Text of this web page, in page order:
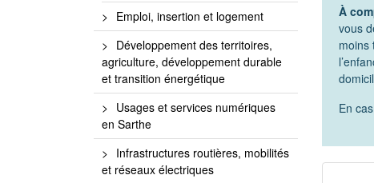
À
vous
moins
En
Emploi, insertion et logement
Développement des territoires,
agriculture, développement durable
et transition énergétique
Usages et services numériques
en Sarthe
Infrastructures routières, mobilités
et réseaux électriques